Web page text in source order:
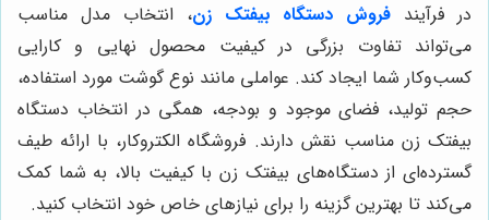
در فرآیند فروش دستگاه بیفتک زن، انتخاب مدل مناسب
می‌تواند تفاوت بزرگی در کیفیت محصول نهایی و کارایی
کسب‌وکار شما ایجاد کند. عواملی مانند نوع گوشت مورد استفاده،
حجم تولید، فضای موجود و بودجه، همگی در انتخاب دستگاه
بیفتک زن مناسب نقش دارند. فروشگاه الکتروکار، با ارائه طیف
گسترده‌ای از دستگاه‌های بیفتک زن با کیفیت بالا، به شما کمک
می‌کند تا بهترین گزینه را برای نیازهای خاص خود انتخاب کنید.